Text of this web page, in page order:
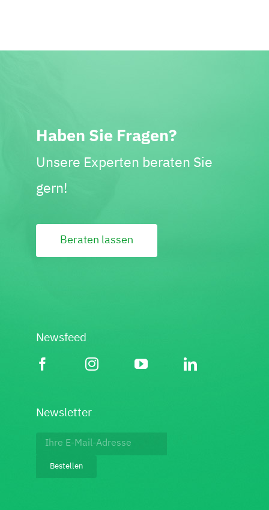
Haben Sie Fragen?
Unsere Experten beraten Sie
gern!
Beraten lassen
Newsfeed
Newsletter
Footer:
bestellen
Bestellen